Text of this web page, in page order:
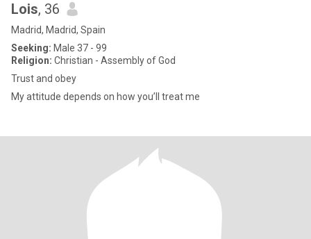
Lois, 36
Madrid, Madrid, Spain
Seeking: Male 37 - 99
Religion: Christian - Assembly of God
Trust and obey
My attitude depends on how you’ll treat me